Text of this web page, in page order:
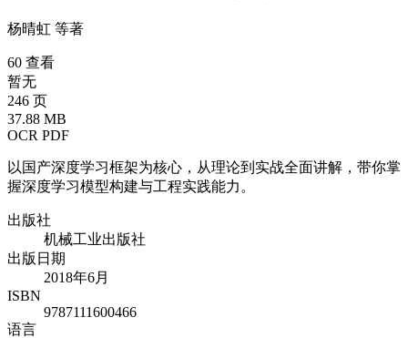
杨晴虹 等著
60 查看
暂无
246 页
37.88 MB
OCR PDF
以国产深度学习框架为核心，从理论到实战全面讲解，带你掌
握深度学习模型构建与工程实践能力。
出版社
机械工业出版社
出版日期
2018年6月
ISBN
9787111600466
语言